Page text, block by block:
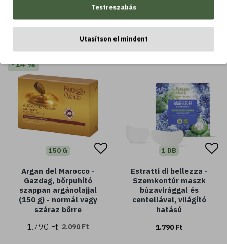
LEGTÖBBET VÁSÁROLT
LEGTÖBBET VÁSÁROLT
-14 %
150 G
Argan del Marocco -
Gazdag, bőrpuhító
szappan argánolajjal
(150 g) - normál vagy
száraz bőrre
1.790 Ft 2.090 Ft
1 DB
Estratti di bellezza -
Szemkontúr maszk
búzavirággal és
centellával, világító
hatású
1.790 Ft
Testreszabás
Utasítson el mindent